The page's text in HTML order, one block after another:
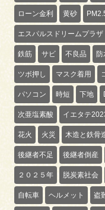
ローン金利 黄砂
エスパルスドリームプラザ
鉄筋 サビ 不良品 防
ツボ押し マスク着用
パソコン 時短 下地
次亜塩素酸 イエタテ
花火 火災 木造と鉄骨
後継者不足 後継者倒産
２０２５年 脱炭素社会
自転車 ヘルメット 盗